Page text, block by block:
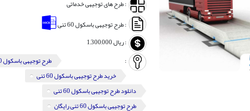
: طرح های توجیهی خدماتی
: طرح توجیهی باسکول 60 تنی
:ریال1,300,000
:
طرح توجیهی باسکول 60 تنی
خرید طرح توجیهی باسکول 60 تنی
دانلود طرح توجیهی باسکول 60 تنی
طرح توجیهی باسکول 60 تنی رایگان